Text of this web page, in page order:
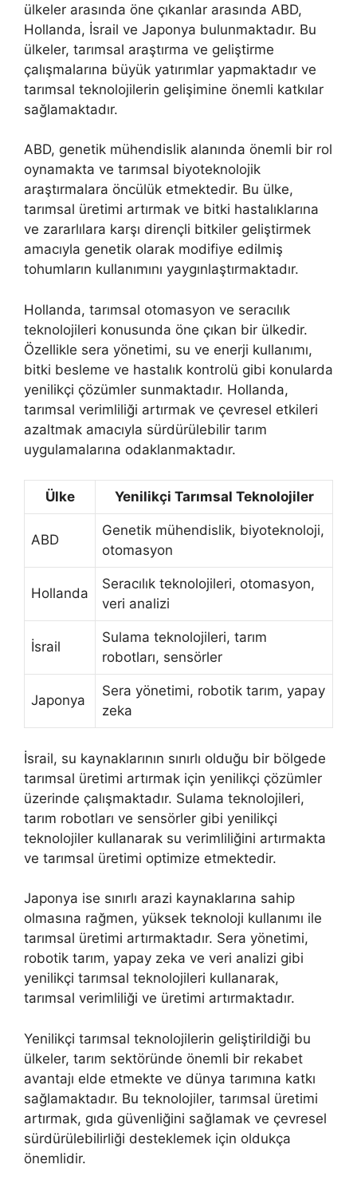
ülkeler arasında öne çıkanlar arasında ABD,
Hollanda, İsrail ve Japonya bulunmaktadır. Bu
ülkeler, tarımsal araştırma ve geliştirme
çalışmalarına büyük yatırımlar yapmaktadır ve
tarımsal teknolojilerin gelişimine önemli katkılar
sağlamaktadır.
ABD, genetik mühendislik alanında önemli bir rol
oynamakta ve tarımsal biyoteknolojik
araştırmalara öncülük etmektedir. Bu ülke,
tarımsal üretimi artırmak ve bitki hastalıklarına
ve zararlılara karşı dirençli bitkiler geliştirmek
amacıyla genetik olarak modifiye edilmiş
tohumların kullanımını yaygınlaştırmaktadır.
Hollanda, tarımsal otomasyon ve seracılık
teknolojileri konusunda öne çıkan bir ülkedir.
Özellikle sera yönetimi, su ve enerji kullanımı,
bitki besleme ve hastalık kontrolü gibi konularda
yenilikçi çözümler sunmaktadır. Hollanda,
tarımsal verimliliği artırmak ve çevresel etkileri
azaltmak amacıyla sürdürülebilir tarım
uygulamalarına odaklanmaktadır.
Ülke Yenilikçi Tarımsal Teknolojiler
ABD
Genetik mühendislik, biyoteknoloji,
otomasyon
Hollanda
Seracılık teknolojileri, otomasyon,
veri analizi
İsrail
Sulama teknolojileri, tarım
robotları, sensörler
Japonya
Sera yönetimi, robotik tarım, yapay
zeka
İsrail, su kaynaklarının sınırlı olduğu bir bölgede
tarımsal üretimi artırmak için yenilikçi çözümler
üzerinde çalışmaktadır. Sulama teknolojileri,
tarım robotları ve sensörler gibi yenilikçi
teknolojiler kullanarak su verimliliğini artırmakta
ve tarımsal üretimi optimize etmektedir.
Japonya ise sınırlı arazi kaynaklarına sahip
olmasına rağmen, yüksek teknoloji kullanımı ile
tarımsal üretimi artırmaktadır. Sera yönetimi,
robotik tarım, yapay zeka ve veri analizi gibi
yenilikçi tarımsal teknolojileri kullanarak,
tarımsal verimliliği ve üretimi artırmaktadır.
Yenilikçi tarımsal teknolojilerin geliştirildiği bu
ülkeler, tarım sektöründe önemli bir rekabet
avantajı elde etmekte ve dünya tarımına katkı
sağlamaktadır. Bu teknolojiler, tarımsal üretimi
artırmak, gıda güvenliğini sağlamak ve çevresel
sürdürülebilirliği desteklemek için oldukça
önemlidir.